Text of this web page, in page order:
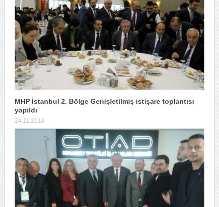
MHP İstanbul 2. Bölge Genişletilmiş istişare toplantısı
yapıldı
24.11.2014